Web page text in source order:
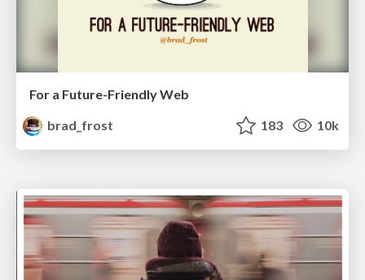
For a Future-Friendly Web
brad_frost
183 10k